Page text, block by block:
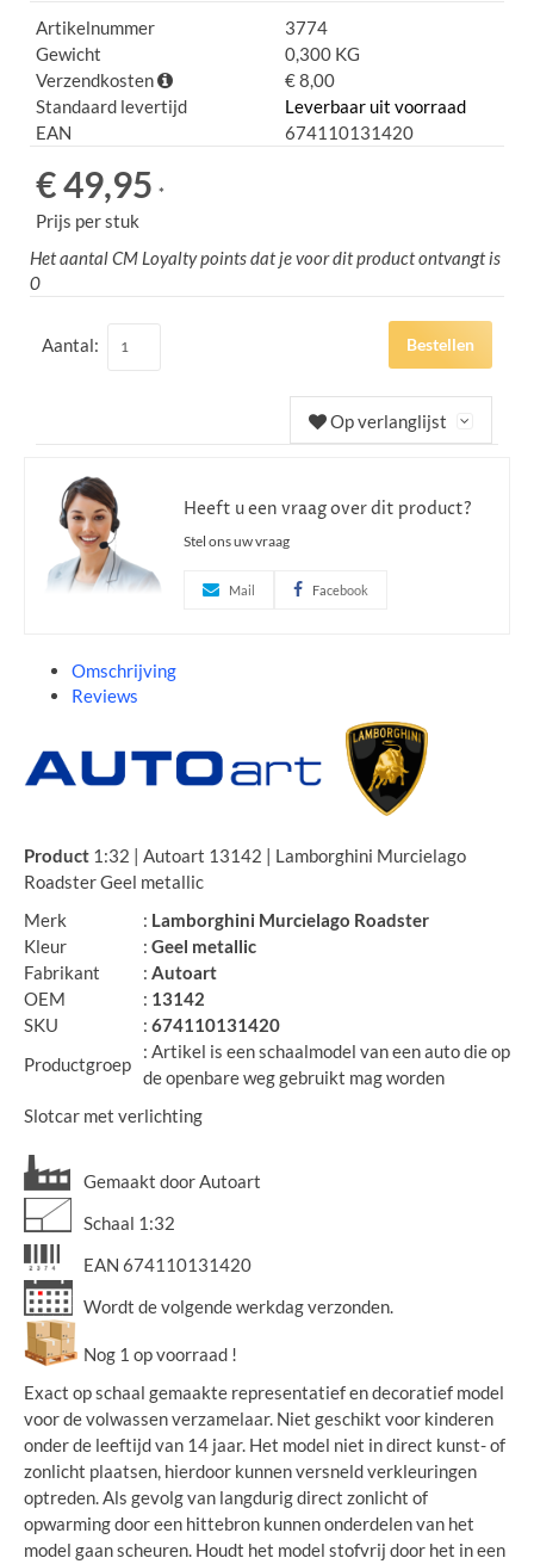
Artikelnummer
3774
Gewicht
0,300 KG
Verzendkosten
€ 8,00
Standaard levertijd
Leverbaar uit voorraad
EAN
674110131420
€ 49,95 *
Prijs per stuk
Het aantal CM Loyalty points dat je voor dit product ontvangt is
0
Aantal: Bestellen
Op verlanglijst
Heeft u een vraag over dit product?
Stel ons uw vraag
Mail Facebook
Omschrijving
Reviews
Product 1:32 | Autoart 13142 | Lamborghini Murcielago
Roadster Geel metallic
Merk
: Lamborghini Murcielago Roadster
Kleur
: Geel metallic
Fabrikant
: Autoart
OEM
: 13142
SKU
: 674110131420
Productgroep
: Artikel is een schaalmodel van een auto die op
de openbare weg gebruikt mag worden
Slotcar met verlichting
Gemaakt door Autoart
Schaal 1:32
EAN 674110131420
Wordt de volgende werkdag verzonden.
Nog 1 op voorraad !
Exact op schaal gemaakte representatief en decoratief model
voor de volwassen verzamelaar. Niet geschikt voor kinderen
onder de leeftijd van 14 jaar. Het model niet in direct kunst- of
zonlicht plaatsen, hierdoor kunnen versneld verkleuringen
optreden. Als gevolg van langdurig direct zonlicht of
opwarming door een hittebron kunnen onderdelen van het
model gaan scheuren. Houdt het model stofvrij door het in een